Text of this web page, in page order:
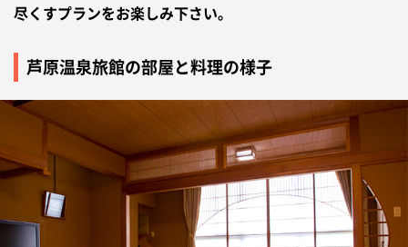
尽くすプランをお楽しみ下さい。
芦原温泉旅館の部屋と料理の様子